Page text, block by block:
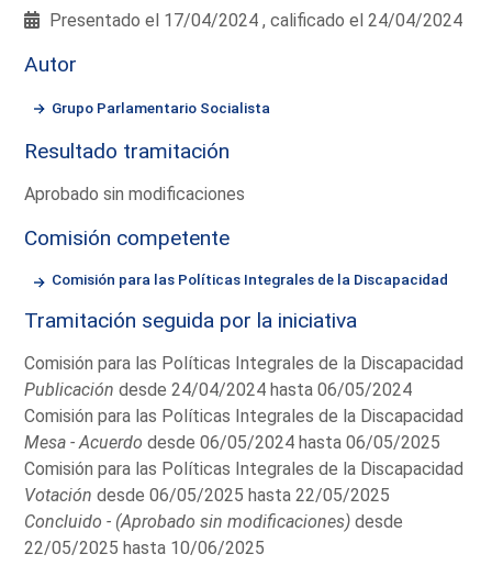
Presentado el 17/04/2024 , calificado el 24/04/2024
Autor
Grupo Parlamentario Socialista
Resultado tramitación
Aprobado sin modificaciones
Comisión competente
Comisión para las Políticas Integrales de la Discapacidad
Tramitación seguida por la iniciativa
Comisión para las Políticas Integrales de la Discapacidad
Publicación desde 24/04/2024 hasta 06/05/2024
Comisión para las Políticas Integrales de la Discapacidad
Mesa - Acuerdo desde 06/05/2024 hasta 06/05/2025
Comisión para las Políticas Integrales de la Discapacidad
Votación desde 06/05/2025 hasta 22/05/2025
Concluido - (Aprobado sin modificaciones) desde
22/05/2025 hasta 10/06/2025